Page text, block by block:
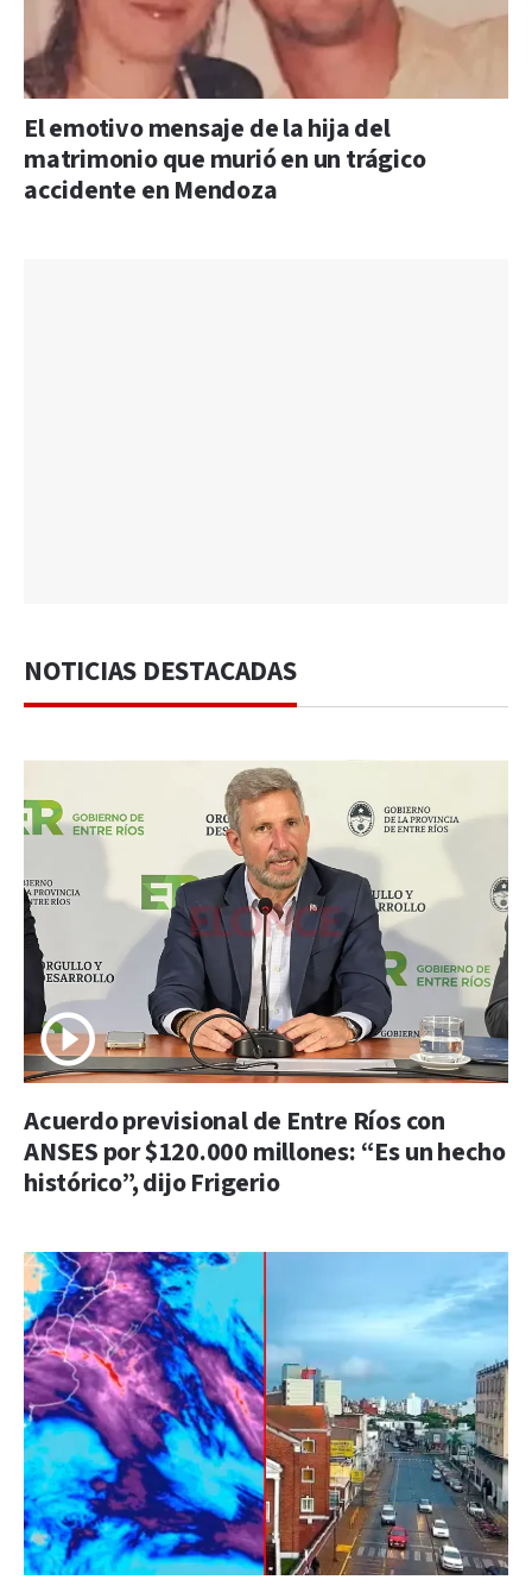
El emotivo mensaje de la hija del
matrimonio que murió en un trágico
accidente en Mendoza
NOTICIAS DESTACADAS
Acuerdo previsional de Entre Ríos con
ANSES por $120.000 millones: “Es un hecho
histórico”, dijo Frigerio